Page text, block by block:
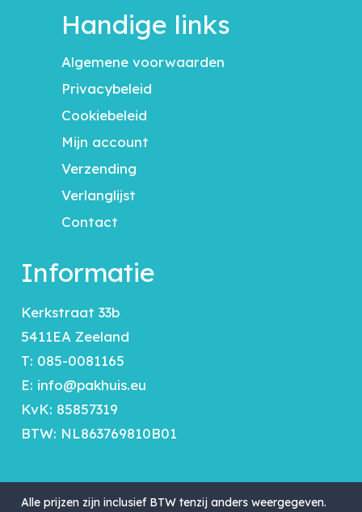
Handige links
Algemene voorwaarden
Privacybeleid
Cookiebeleid
Mijn account
Verzending
Verlanglijst
Contact
Informatie
Kerkstraat 33b
5411EA Zeeland
T: 085-0081165
E: info@pakhuis.eu
KvK: 85857319
BTW: NL863769810B01
Alle prijzen zijn inclusief BTW tenzij anders weergegeven.